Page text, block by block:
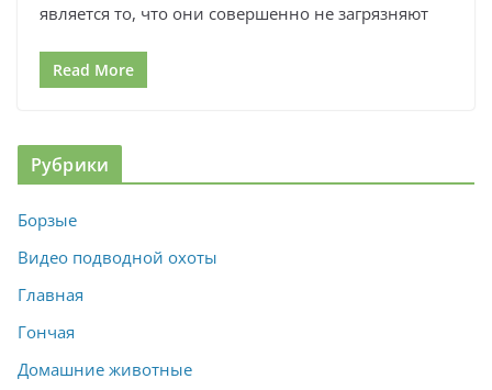
является то, что они совершенно не загрязняют
Read More
Рубрики
Борзые
Видео подводной охоты
Главная
Гончая
Домашние животные